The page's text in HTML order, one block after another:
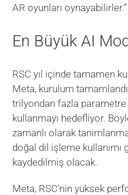
AR oyunları
En Büyük AI
RSC yıl içinde tamamen
Meta, kurulum
trilyondan fazla
kullanmayı hedefliyor.
zamanlı olarak
doğal dil işleme
kaydedilmiş olacak.
Meta, RSC’nin yüksek